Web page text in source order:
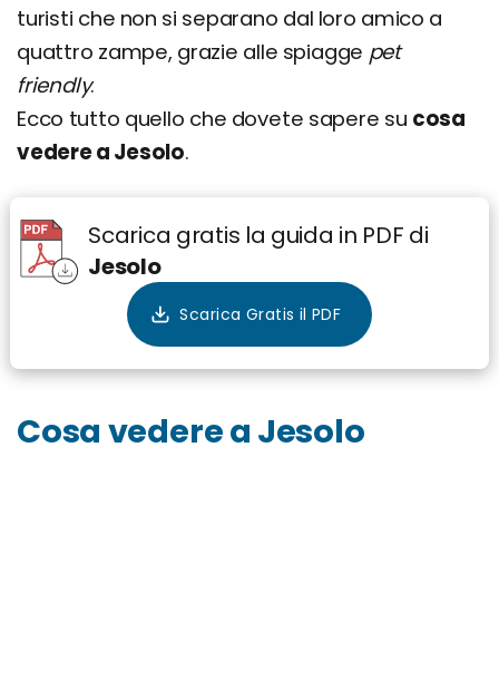
Organizza il tuo soggiorno a Jesolo: info e
consigli utili
turisti che non si separano dal loro amico a
quattro zampe, grazie alle spiagge pet
friendly.
Ecco tutto quello che dovete sapere su cosa
vedere a Jesolo.
Scarica gratis la guida in PDF di
Jesolo
Cosa vedere a Jesolo